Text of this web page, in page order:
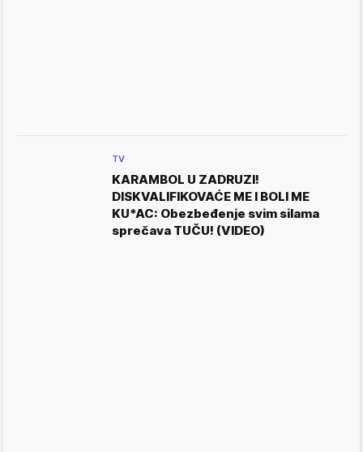
TV
KARAMBOL U ZADRUZI!
DISKVALIFIKOVAĆE ME I BOLI ME
KU*AC: Obezbeđenje svim silama
sprečava TUČU! (VIDEO)